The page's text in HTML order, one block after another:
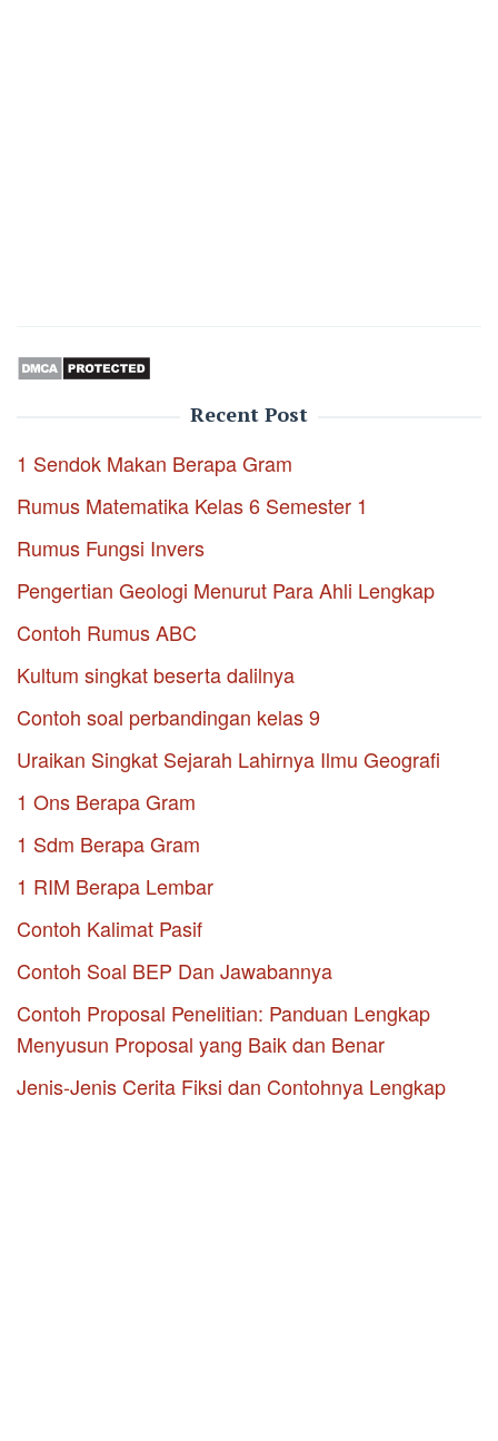
Recent Post
1 Sendok Makan Berapa Gram
Rumus Matematika Kelas 6 Semester 1
Rumus Fungsi Invers
Pengertian Geologi Menurut Para Ahli Lengkap
Contoh Rumus ABC
Kultum singkat beserta dalilnya
Contoh soal perbandingan kelas 9
Uraikan Singkat Sejarah Lahirnya Ilmu Geografi
1 Ons Berapa Gram
1 Sdm Berapa Gram
1 RIM Berapa Lembar
Contoh Kalimat Pasif
Contoh Soal BEP Dan Jawabannya
Contoh Proposal Penelitian: Panduan Lengkap
Menyusun Proposal yang Baik dan Benar
Jenis-Jenis Cerita Fiksi dan Contohnya Lengkap